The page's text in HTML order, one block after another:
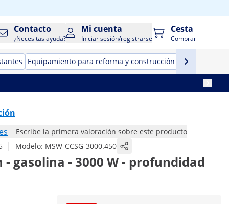
Contacto
¿Necesitas ayuda?
Mi cuenta
Iniciar sesión/registrarse
Cesta
Comprar
Equipamiento para reforma y construcción
Escribe la primera valoración sobre este producto
| Modelo: MSW-CCSG-3000.450
gasolina - 3000 W - profundidad